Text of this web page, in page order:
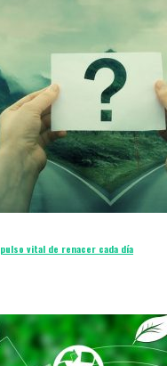
vital de renacer cada día